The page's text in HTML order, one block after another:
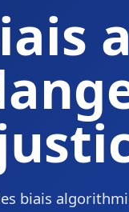
biais